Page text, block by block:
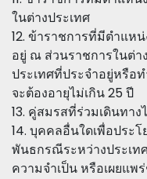
ในต่างประเทศ
12. ข้าราชการที่มีตำแห
อยู่ ณ ส่วนราชการในต่า
ประเทศที่ประจำอยู่หรือ
จะต้องอายุไม่เกิน 25 ปี
13. คู่สมรสที่ร่วมเดินทา
14. บุคคลอื่นใดเพื่อประ
พันธกรณีระหว่างประเ
ความจำเป็น หรือเผยแพ